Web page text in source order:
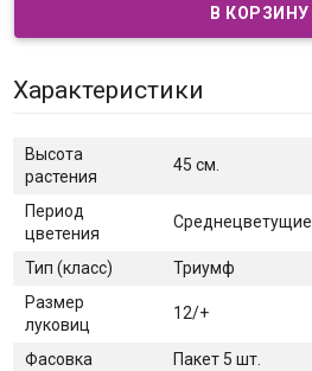
Характеристики
Высота
растения
45 см.
Период
цветения
Среднецветущие
Тип (класс)
Триумф
Размер
луковиц
12/+
Фасовка Пакет 5 шт.